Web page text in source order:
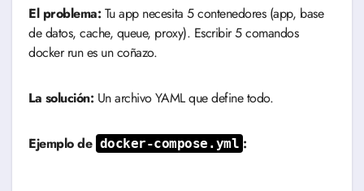
El problema: Tu app necesita 5 contenedores (app, base
de datos, cache, queue, proxy). Escribir 5 comandos
docker run es un coñazo.
La solución: Un archivo YAML que define todo.
Ejemplo de docker-compose.yml :